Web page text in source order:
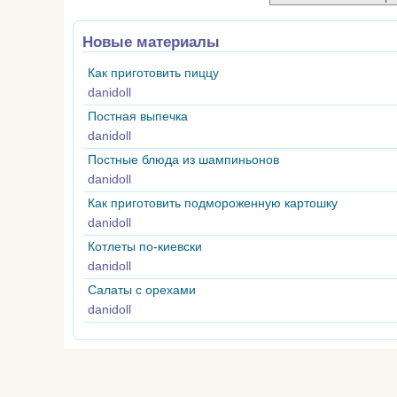
Новые материалы
Как приготовить пиццу
danidoll
Постная выпечка
danidoll
Постные блюда из шампиньонов
danidoll
Как приготовить подмороженную картошку
danidoll
Котлеты по-киевски
danidoll
Салаты с орехами
danidoll